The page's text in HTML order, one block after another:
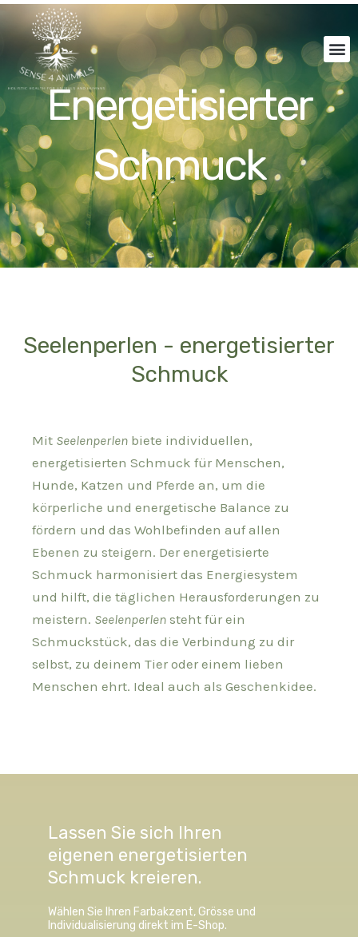
Inhalt
springen
Energetisierter
Schmuck
Seelenperlen - energetisierter
Schmuck
Mit Seelenperlen biete individuellen,
energetisierten Schmuck für Menschen,
Hunde, Katzen und Pferde an, um die
körperliche und energetische Balance zu
fördern und das Wohlbefinden auf allen
Ebenen zu steigern. Der energetisierte
Schmuck harmonisiert das Energiesystem
und hilft, die täglichen Herausforderungen zu
meistern. Seelenperlen steht für ein
Schmuckstück, das die Verbindung zu dir
selbst, zu deinem Tier oder einem lieben
Menschen ehrt. Ideal auch als Geschenkidee.
Lassen Sie sich Ihren
eigenen energetisierten
Schmuck kreieren.
Wählen Sie Ihren Farbakzent, Grösse und
Individualisierung direkt im E-Shop.